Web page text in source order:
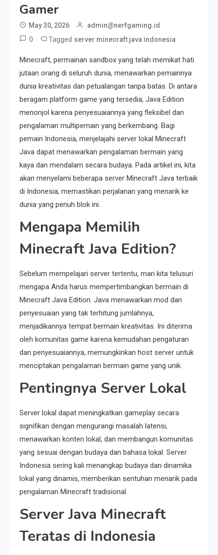
Gamer
May 30, 2026 admin@nerfgaming.id
0 Tagged server minecraft java indonesia
Minecraft, permainan sandbox yang telah memikat hati
jutaan orang di seluruh dunia, menawarkan pemainnya
dunia kreativitas dan petualangan tanpa batas. Di antara
beragam platform game yang tersedia, Java Edition
menonjol karena penyesuaiannya yang fleksibel dan
pengalaman multipemain yang berkembang. Bagi
pemain Indonesia, menjelajahi server lokal Minecraft
Java dapat menawarkan pengalaman bermain yang
kaya dan mendalam secara budaya. Pada artikel ini, kita
akan menyelami beberapa server Minecraft Java terbaik
di Indonesia, memastikan perjalanan yang menarik ke
dunia yang penuh blok ini.
Mengapa Memilih
Minecraft Java Edition?
Sebelum mempelajari server tertentu, mari kita telusuri
mengapa Anda harus mempertimbangkan bermain di
Minecraft Java Edition. Java menawarkan mod dan
penyesuaian yang tak terhitung jumlahnya,
menjadikannya tempat bermain kreativitas. Ini diterima
oleh komunitas game karena kemudahan pengaturan
dan penyesuaiannya, memungkinkan host server untuk
menciptakan pengalaman bermain game yang unik.
Pentingnya Server Lokal
Server lokal dapat meningkatkan gameplay secara
signifikan dengan mengurangi masalah latensi,
menawarkan konten lokal, dan membangun komunitas
yang sesuai dengan budaya dan bahasa lokal. Server
Indonesia sering kali menangkap budaya dan dinamika
lokal yang dinamis, memberikan sentuhan menarik pada
pengalaman Minecraft tradisional.
Server Java Minecraft
Teratas di Indonesia